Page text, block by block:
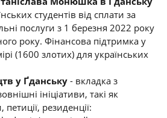
студентів від сплати за
послуги з 1 березня 2022 року
року. Фінансова підтримка у
(1600 злотих) для українських
у Ґданську - вкладка з
ініціативи, такі як
резиденції: